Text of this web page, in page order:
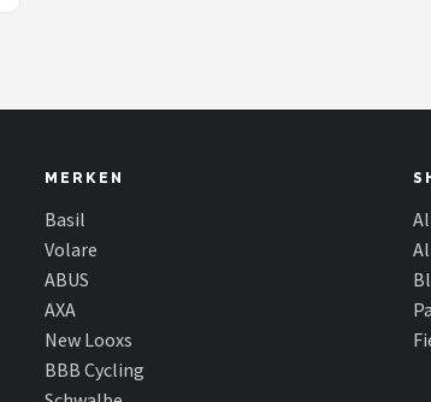
MERKEN
Basil
Volare
ABUS
AXA
New Looxs
BBB Cycling